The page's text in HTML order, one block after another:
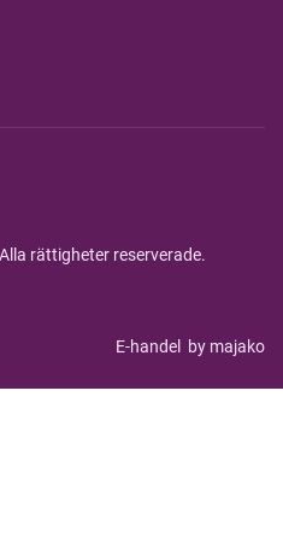
rättigheter reserverade.
E-handel by majako